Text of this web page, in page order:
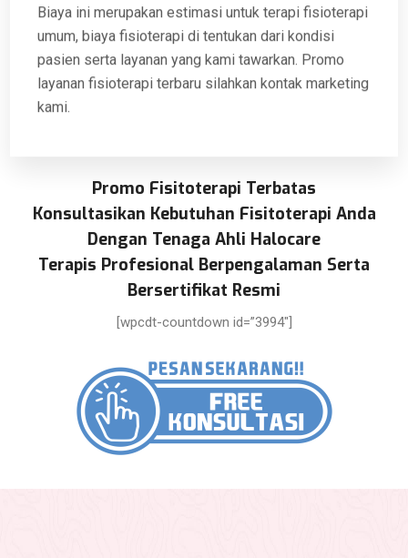
Biaya ini merupakan estimasi untuk terapi fisioterapi
umum, biaya fisioterapi di tentukan dari kondisi
pasien serta layanan yang kami tawarkan. Promo
layanan fisioterapi terbaru silahkan kontak marketing
kami.
Promo Fisitoterapi Terbatas
Konsultasikan Kebutuhan Fisitoterapi Anda
Dengan Tenaga Ahli Halocare
Terapis Profesional Berpengalaman Serta
Bersertifikat Resmi
[wpcdt-countdown id=”3994″]